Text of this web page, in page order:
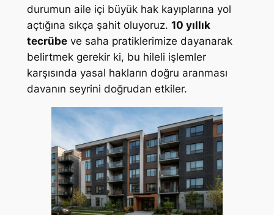
durumun aile içi büyük hak kayıplarına yol
açtığına sıkça şahit oluyoruz. 10 yıllık
tecrübeve saha pratiklerimize dayanarak
belirtmek gerekir ki, bu hileli işlemler
karşısında yasal hakların doğru aranması
davanın seyrini doğrudan etkiler.